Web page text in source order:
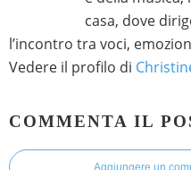
casa, dove
l’incontro tra voci,
Vedere il profilo di
COMMENTA IL